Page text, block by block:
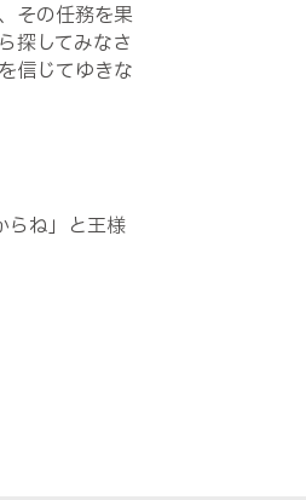
その任務を果
探してみなさ
信じてゆきな
らね」と王様